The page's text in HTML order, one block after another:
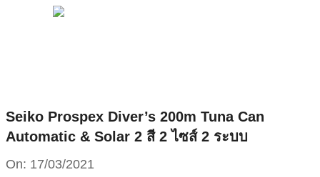
Seiko Prospex Diver’s 200m Tuna Can
Automatic & Solar 2 สี 2 ไซส์ 2 ระบบ
On: 17/03/2021